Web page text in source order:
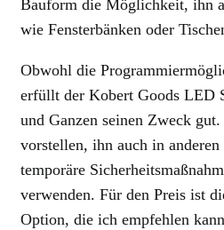
Bauform die Möglichkeit, ihn
wie Fensterbänken oder
Obwohl die
erfüllt der Kobert Goods LED
und Ganzen seinen Zweck
vorstellen, ihn auch in
temporäre
verwenden. Für den Preis ist
Option, die ich empfehlen